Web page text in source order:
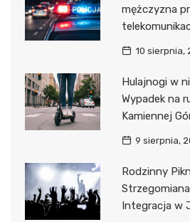
mężczyzna
10 sierpnia,
Hulajnogi w
Wypadek na
Kamiennej
9 sierpnia,
Rodzinny
Integracja w